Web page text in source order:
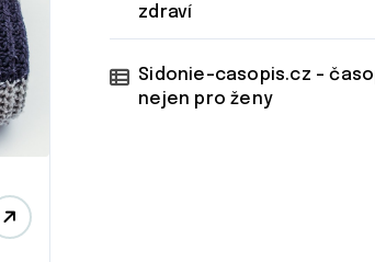
zdraví
Sidonie-casopis.cz –
nejen pro ženy